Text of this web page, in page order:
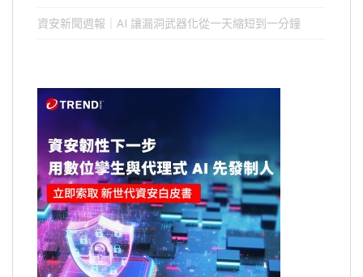
資安新聞週報｜AI 讓漏洞武器化從一天縮短到一分鐘